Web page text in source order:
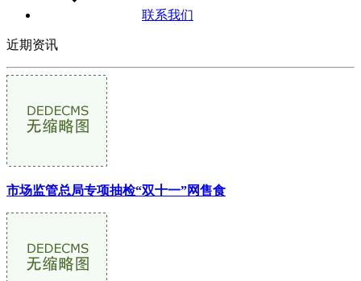
联系我们
近期资讯
市场监管总局专项抽检“双十一”网售食